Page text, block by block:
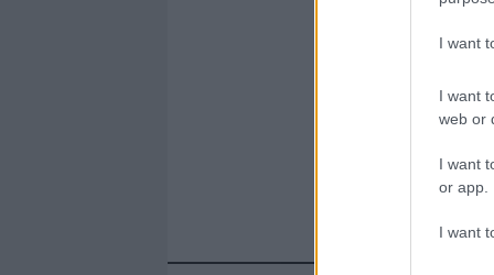
I want
I want
web or
I want
or app.
I want